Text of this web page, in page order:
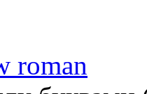
roman